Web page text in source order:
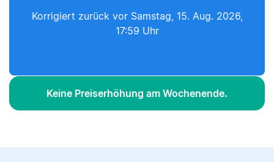
Korrigiert zurück vor Samstag, 15. Aug. 2026,
17:59 Uhr
Keine Preiserhöhung am Wochenende.